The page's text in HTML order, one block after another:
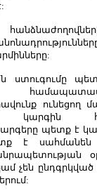
ստուգումը
ունեցող
կարգին
պետք է
է սահմանեն
չեն